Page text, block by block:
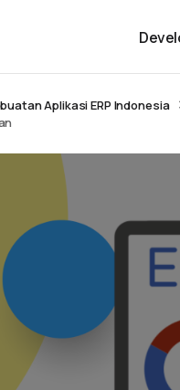
Aplikasi ERP Indonesia